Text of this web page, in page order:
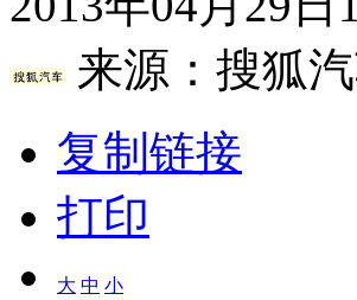
来源： 搜狐
复制链接
打印
大 中 小